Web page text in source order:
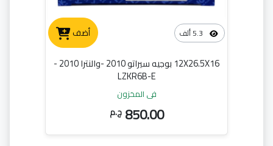
أضف
12X26.5X16 بوجيه سيراتو 2010 -والنترا 2010 -
LZKR6B-E
في المخزون
850.00 ج.م